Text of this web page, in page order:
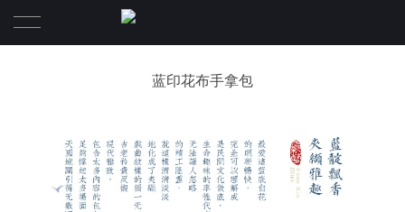
蓝印花布手拿包
关于我们
品牌文化
蓝印艺术